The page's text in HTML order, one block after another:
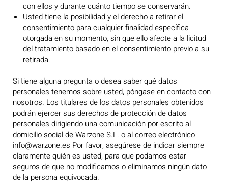
con ellos y durante cuánto tiempo se conservarán.
Usted tiene la posibilidad y el derecho a retirar el
consentimiento para cualquier finalidad específica
otorgada en su momento, sin que ello afecte a la licitud
del tratamiento basado en el consentimiento previo a su
retirada.
Si tiene alguna pregunta o desea saber qué datos
personales tenemos sobre usted, póngase en contacto con
nosotros. Los titulares de los datos personales obtenidos
podrán ejercer sus derechos de protección de datos
personales dirigiendo una comunicación por escrito al
domicilio social de Warzone S.L. o al correo electrónico
info@warzone.es Por favor, asegúrese de indicar siempre
claramente quién es usted, para que podamos estar
seguros de que no modificamos o eliminamos ningún dato
de la persona equivocada.